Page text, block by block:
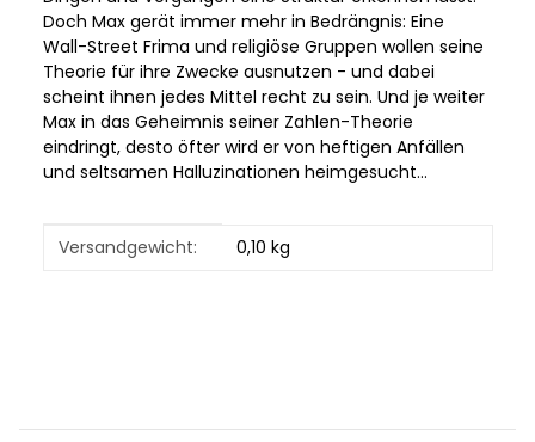
Doch Max gerät immer mehr in Bedrängnis: Eine
Wall-Street Frima und religiöse Gruppen wollen seine
Theorie für ihre Zwecke ausnutzen - und dabei
scheint ihnen jedes Mittel recht zu sein. Und je weiter
Max in das Geheimnis seiner Zahlen-Theorie
eindringt, desto öfter wird er von heftigen Anfällen
und seltsamen Halluzinationen heimgesucht...
Produkteigenschaft
Wert
Versandgewicht: 0,10 kg